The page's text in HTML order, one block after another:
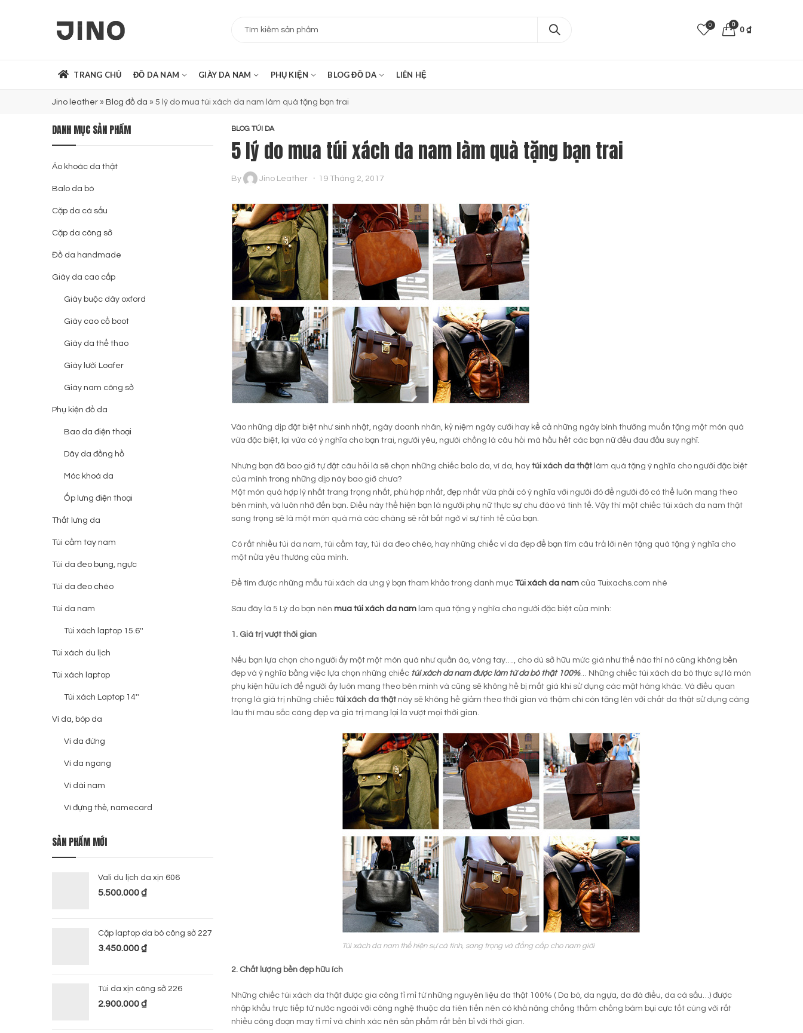
0 0
0 ₫
TRANG CHỦ ĐỒ DA NAM GIÀY DA NAM PHỤ KIỆN BLOG ĐỒ DA LIÊN HỆ
Jino leather » Blog đồ da » 5 lý do mua túi xách da nam làm quà tặng bạn trai
BLOG TÚI DA
5 lý do mua túi xách da nam làm quà tặng bạn trai
By Jino Leather 19 Tháng 2, 2017
Vào những dịp đặt biệt như sinh nhật, ngày doanh nhân, kỷ niệm ngày cưới hay kể cả những ngày bình thường muốn tặng một món quà
vừa đặc biệt, lại vừa có ý nghĩa cho bạn trai, người yêu, người chồng là câu hỏi mà hầu hết các bạn nữ đều đau đầu suy nghĩ.
Nhưng bạn đã bao giờ tự đặt câu hỏi là sẽ chọn những chiếc balo da, ví da, hay túi xách da thật làm quà tặng ý nghĩa cho người đặc biệt
của mình trong những dịp này bao giờ chưa?
Một món quà hợp lý nhất trang trọng nhất, phù hợp nhất, đẹp nhất vừa phải có ý nghĩa với người đó để người đó có thể luôn mang theo
bên mình, và luôn nhớ đến bạn. Điều này thể hiện bạn là người phụ nữ thực sự chu đáo và tinh tế. Vậy thì một chiếc túi xách da nam thật
sang trọng sẽ là một món quà mà các chàng sẽ rất bất ngờ vì sự tinh tế của bạn.
Có rất nhiều túi da nam, túi cầm tay, túi da đeo chéo, hay những chiếc ví da đẹp để bạn tìm câu trả lời nên tặng quà tặng ý nghĩa cho
một nửa yêu thương của mình.
Để tìm được những mẫu túi xách da ưng ý bạn tham khảo trong danh mục Túi xách da nam của Tuixachs.com nhé
Sau đây là 5 Lý do bạn nên mua túi xách da nam làm quà tặng ý nghĩa cho người đặc biệt của mình:
1. Giá trị vượt thời gian
Nếu bạn lựa chọn cho người ấy một một món quà như quần áo, vòng tay…., cho dù sở hữu mức giá như thế nào thì nó cũng không bền
đẹp và ý nghĩa bằng việc lựa chọn những chiếc túi xách da nam được làm từ da bò thật 100%… Những chiếc túi xách da bò thực sự là món
phụ kiện hữu ích để người ấy luôn mang theo bên mình và cũng sẽ không hề bị mất giá khi sử dụng các mặt hàng khác. Và điều quan
trọng là giá trị những chiếc túi xách da thật này sẽ không hề giảm theo thời gian và thậm chí còn tăng lên với chất da thật sử dụng càng
lâu thì màu sắc càng đẹp và giá trị mang lại là vượt mọi thời gian.
Túi xách da nam thể hiện sự cá tính, sang trọng và đẳng cấp cho nam giới
2. Chất lượng bền đẹp hữu ích
Những chiếc túi xách da thật được gia công tỉ mỉ từ những nguyên liệu da thật 100% ( Da bò, da ngựa, da đà điểu, da cá sấu…) được
nhập khẩu trực tiếp từ nước ngoài với công nghệ thuộc da tiên tiến nên có khả năng chống thấm chống bám bụi cực tốt cùng với rất
nhiều công đoạn may tỉ mỉ và chính xác nên sản phẩm rất bền bỉ với thời gian.
DANH MỤC SẢN PHẨM
Áo khoác da thật
Balo da bò
Cặp da cá sấu
Cặp da công sở
Đồ da handmade
Giày da cao cấp
Giày buộc dây oxford
Giày cao cổ boot
Giày da thể thao
Giày lười Loafer
Giày nam công sở
Phụ kiện đồ da
Bao da điện thoại
Dây da đồng hồ
Móc khoá da
Ốp lưng điện thoại
Thắt lưng da
Túi cầm tay nam
Túi da đeo bụng, ngực
Túi da đeo chéo
Túi da nam
Túi xách laptop 15.6''
Túi xách du lịch
Túi xách laptop
Túi xách Laptop 14''
Ví da, bóp da
Ví da đứng
Ví da ngang
Ví dài nam
Ví đựng thẻ, namecard
SẢN PHẨM MỚI
Vali du lịch da xịn 606
5.500.000₫
Cặp laptop da bò công sở 227
3.450.000₫
Túi da xịn công sở 226
2.900.000₫